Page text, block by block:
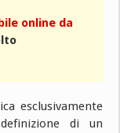
online da
esclusivamente
di un